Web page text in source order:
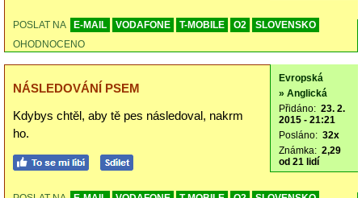
POSLAT NA E-MAIL VODAFONE T-MOBILE O2
SLOVENSKO
OHODNOCENO
NÁSLEDOVÁNÍ PSEM
Kdybys chtěl, aby tě pes následoval, nakrm
ho.
Evropská
» Anglická
Přidáno: 23. 2.
2015 - 21:21
Posláno: 32x
Známka: 2,29
od 21 lidí